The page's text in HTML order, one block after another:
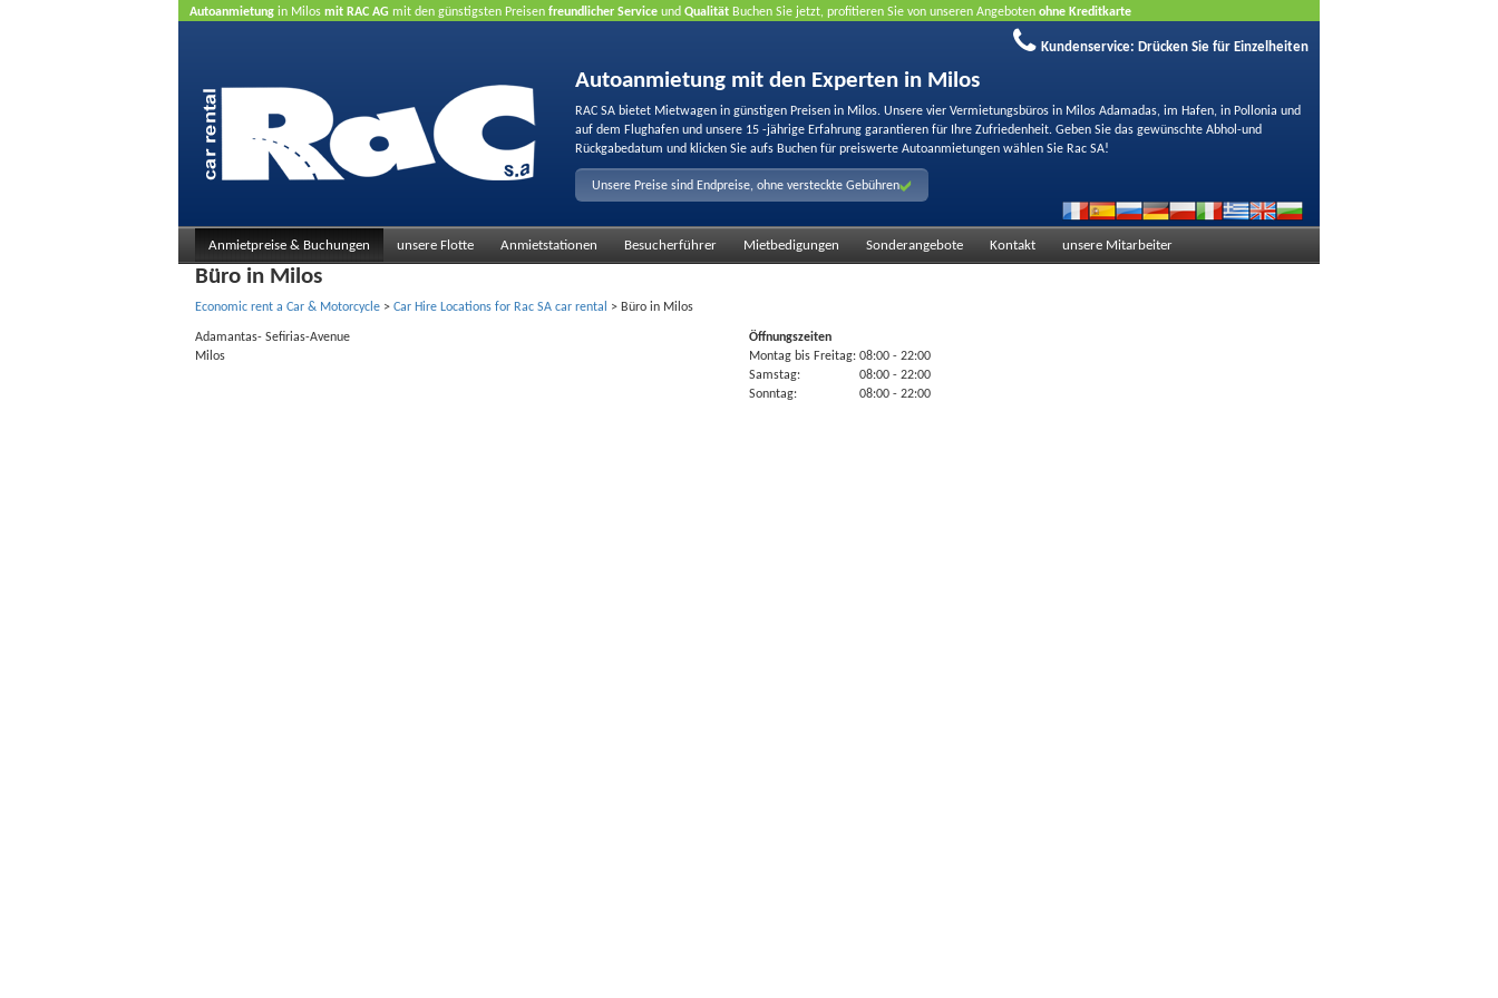
Autoanmietung in Milos mit RAC AG mit den günstigsten Preisen freundlicher Service und Qualität Buchen Sie jetzt, profitieren Sie von unseren Angeboten ohne Kreditkarte
Kundenservice: Drücken Sie für Einzelheiten
Autoanmietung mit den Experten in Milos
RAC SA bietet Mietwagen in günstigen Preisen in Milos. Unsere vier Vermietungsbüros in Milos Adamadas, im Hafen, in Pollonia und
auf dem Flughafen und unsere 15 -jährige Erfahrung garantieren für Ihre Zufriedenheit. Geben Sie das gewünschte Abhol-und
Rückgabedatum und klicken Sie aufs Buchen für preiswerte Autoanmietungen wählen Sie Rac SA!
Unsere Preise sind Endpreise, ohne versteckte Gebühren
Anmietpreise & Buchungen unsere Flotte Anmietstationen Besucherführer Mietbedigungen Sonderangebote Kontakt unsere Mitarbeiter
Büro in Milos
Economic rent a Car & Motorcycle > Car Hire Locations for Rac SA car rental > Büro in Milos
Adamantas- Sefirias-Avenue
Milos
Öffnungszeiten
Montag bis Freitag: 08:00 - 22:00
Samstag:
08:00 - 22:00
Sonntag:
08:00 - 22:00